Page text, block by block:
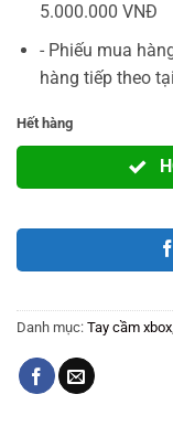
5.000.000 VNĐ
- Phiếu mua
hàng tiếp theo
Hết hàng
Danh mục: Tay cầm xbox